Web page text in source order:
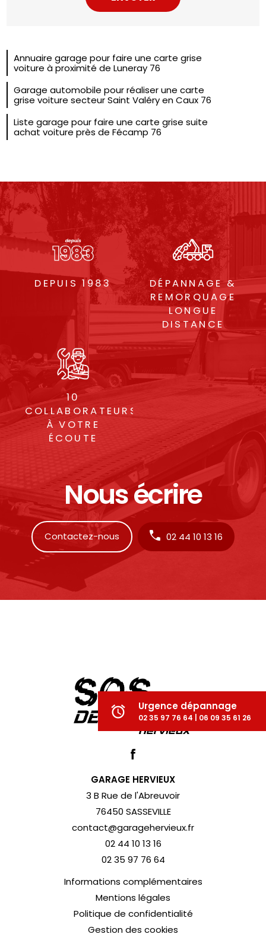
Annuaire garage pour faire une carte grise
voiture à proximité de Luneray 76
Garage automobile pour réaliser une carte
grise voiture secteur Saint Valéry en Caux 76
Liste garage pour faire une carte grise suite
achat voiture près de Fécamp 76
DEPUIS 1983
DÉPANNAGE &
REMORQUAGE
LONGUE
DISTANCE
10
COLLABORATEURS
À VOTRE
ÉCOUTE
Nous écrire
Contactez-nous 02 44 10 13 16
alarm Urgence dépannage
02 35 97 76 64 | 06 09 35 61 26
GARAGE HERVIEUX
3 B Rue de l'Abreuvoir
76450 SASSEVILLE
contact@garagehervieux.fr
02 44 10 13 16
02 35 97 76 64
Informations complémentaires
Mentions légales
Politique de confidentialité
Gestion des cookies